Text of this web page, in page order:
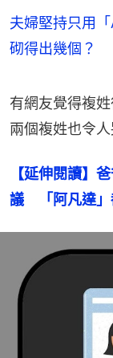
夫婦堅持只用
砌得出幾個？
有網友覺得複
兩個複姓也令人
【延伸閱讀】
議　「阿凡達